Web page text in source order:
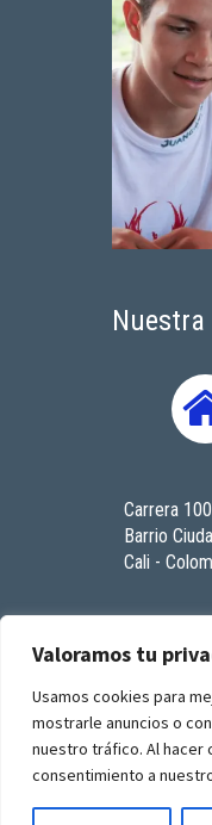
Valoramos tu
Usamos cookies para
mostrarle anuncios o
nuestro tráfico. Al hacer
consentimiento a
Nuestra
Carrera
Barrio
Cali -
© 2023. Todos